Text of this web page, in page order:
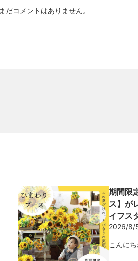
まだコメントはありません。
期間限
ス】が
イフス
2026/8/
こんに